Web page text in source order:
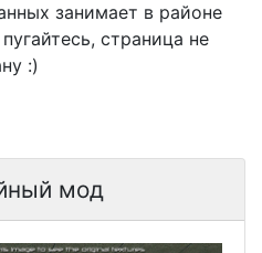
занимает в районе
страница не
:)
мод